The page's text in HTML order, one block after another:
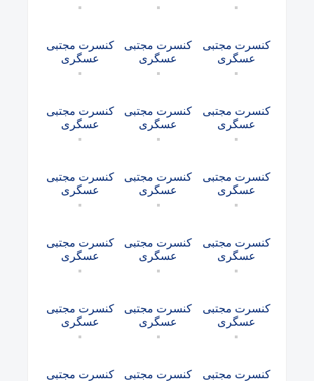
کنسرت مجتبی
عسگری
کنسرت مجتبی
عسگری
کنسرت مجتبی
عسگری
کنسرت مجتبی
عسگری
کنسرت مجتبی
عسگری
کنسرت مجتبی
عسگری
کنسرت مجتبی
عسگری
کنسرت مجتبی
عسگری
کنسرت مجتبی
عسگری
کنسرت مجتبی
عسگری
کنسرت مجتبی
عسگری
کنسرت مجتبی
عسگری
کنسرت مجتبی
عسگری
کنسرت مجتبی
عسگری
کنسرت مجتبی
عسگری
کنسرت مجتبی
کنسرت مجتبی
کنسرت مجتبی